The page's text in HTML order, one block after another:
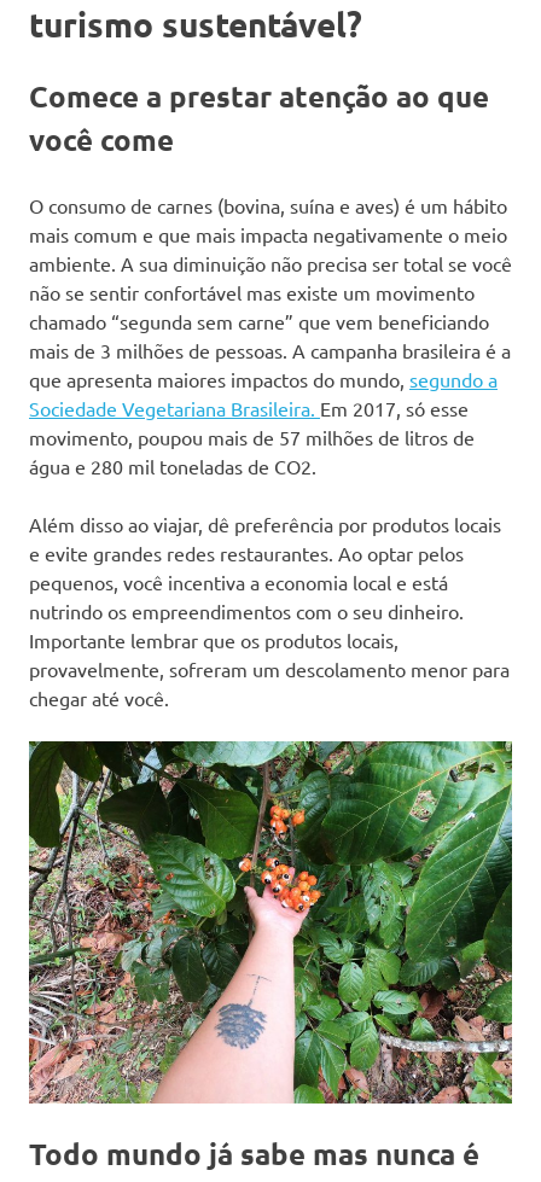
turismo sustentável?
Comece a prestar atenção ao que
você come
O consumo de carnes (bovina, suína e aves) é um hábito
mais comum e que mais impacta negativamente o meio
ambiente. A sua diminuição não precisa ser total se você
não se sentir confortável mas existe um movimento
chamado “segunda sem carne” que vem beneficiando
mais de 3 milhões de pessoas. A campanha brasileira é a
que apresenta maiores impactos do mundo, segundo a
Sociedade Vegetariana Brasileira. Em 2017, só esse
movimento, poupou mais de 57 milhões de litros de
água e 280 mil toneladas de CO2.
Além disso ao viajar, dê preferência por produtos locais
e evite grandes redes restaurantes. Ao optar pelos
pequenos, você incentiva a economia local e está
nutrindo os empreendimentos com o seu dinheiro.
Importante lembrar que os produtos locais,
provavelmente, sofreram um descolamento menor para
chegar até você.
Todo mundo já sabe mas nunca é